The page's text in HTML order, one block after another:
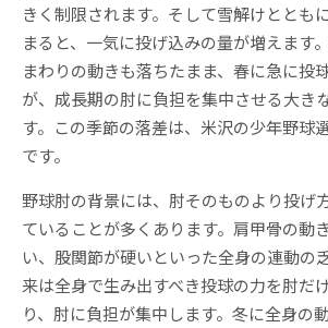
きく制限されます。そして雪解けととも
まると、一気に投げ込みの量が増えます
まわりの動きも落ちたまま、春に急に投
が、成長期の肘に負担を集中させる大き
す。この季節の落差は、米沢の少年野球
です。
野球肘の背景には、肘そのものより投げ
ていることが多くあります。肩甲骨の動
い、股関節が硬いといった全身の連動の
来は全身で生み出すべき投球の力を肘だ
り、肘に負担が集中します。冬に全身の